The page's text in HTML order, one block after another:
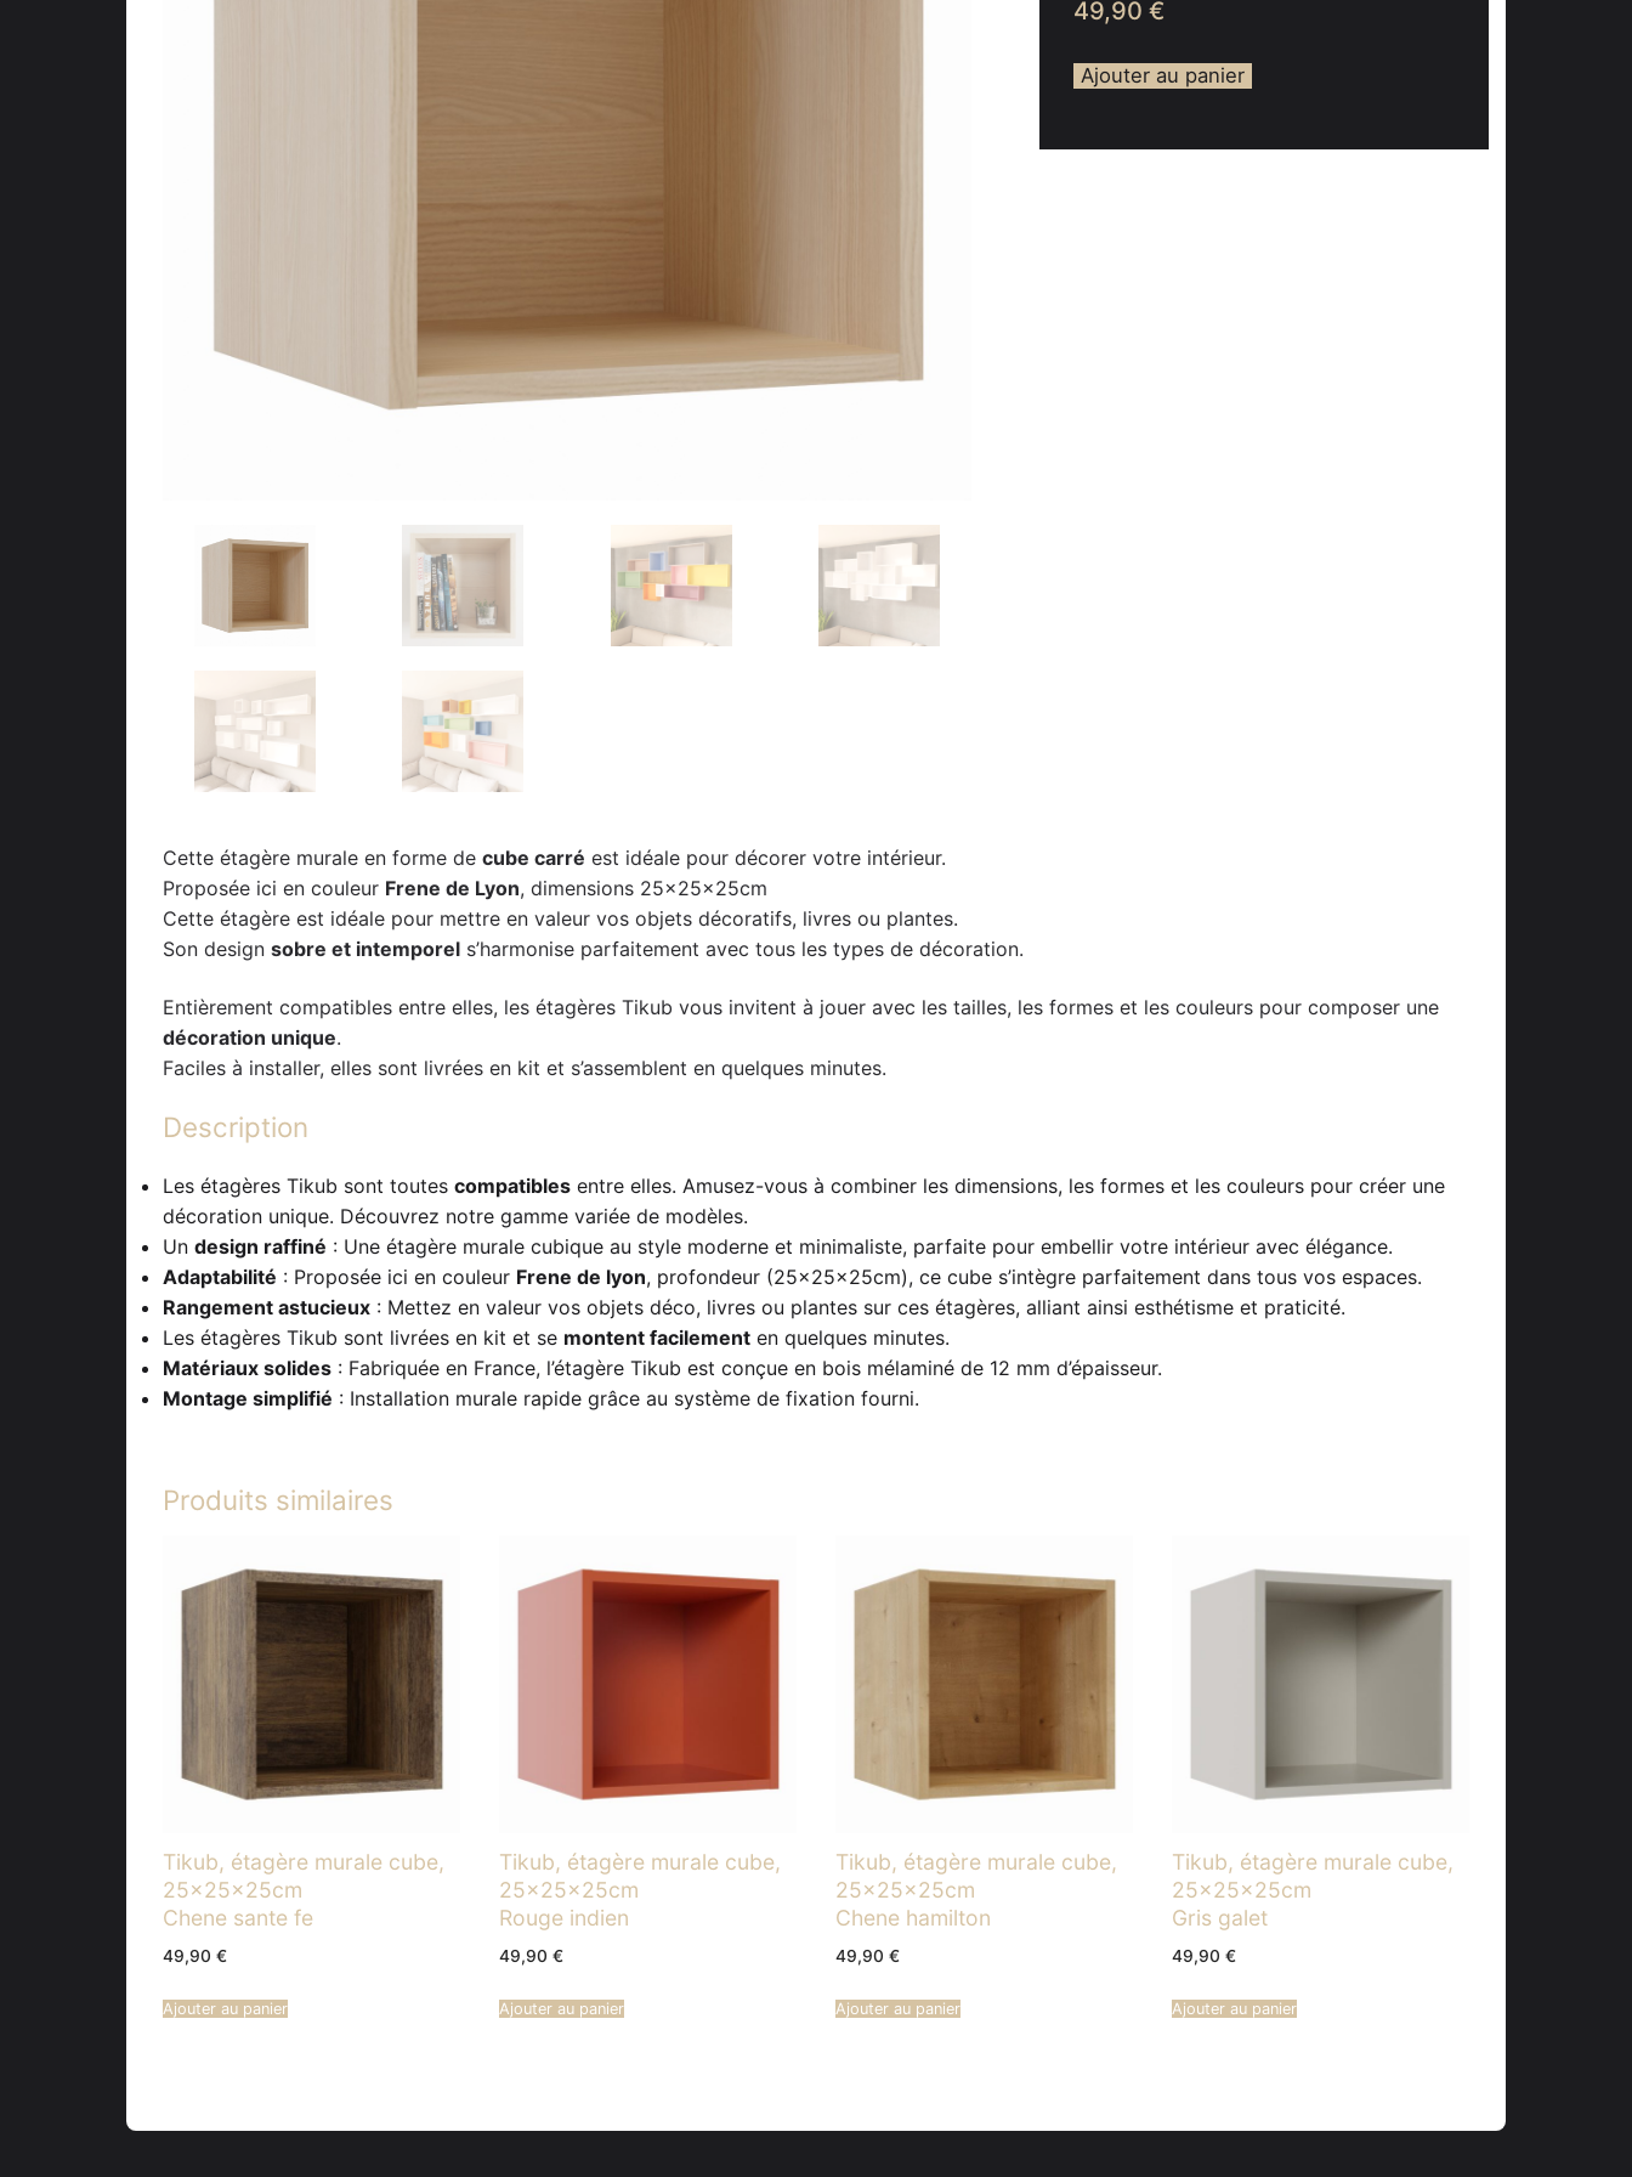
49,90 €
Ajouter au panier
Cette étagère murale en forme de cube carré est idéale pour décorer votre intérieur.
Proposée ici en couleur Frene de Lyon, dimensions 25x25x25cm
Cette étagère est idéale pour mettre en valeur vos objets décoratifs, livres ou plantes.
Son design sobre et intemporel s’harmonise parfaitement avec tous les types de décoration.
Entièrement compatibles entre elles, les étagères Tikub vous invitent à jouer avec les tailles, les formes et les couleurs pour composer une
décoration unique.
Faciles à installer, elles sont livrées en kit et s’assemblent en quelques minutes.
Description
Les étagères Tikub sont toutes compatibles entre elles. Amusez-vous à combiner les dimensions, les formes et les couleurs pour créer une
décoration unique. Découvrez notre gamme variée de modèles.
Un design raffiné : Une étagère murale cubique au style moderne et minimaliste, parfaite pour embellir votre intérieur avec élégance.
Adaptabilité : Proposée ici en couleur Frene de lyon, profondeur (25x25x25cm), ce cube s’intègre parfaitement dans tous vos espaces.
Rangement astucieux : Mettez en valeur vos objets déco, livres ou plantes sur ces étagères, alliant ainsi esthétisme et praticité.
Les étagères Tikub sont livrées en kit et se montent facilement en quelques minutes.
Matériaux solides : Fabriquée en France, l’étagère Tikub est conçue en bois mélaminé de 12 mm d’épaisseur.
Montage simplifié : Installation murale rapide grâce au système de fixation fourni.
Produits similaires
Tikub, étagère murale cube,
25x25x25cm
Chene sante fe
49,90 €
Ajouter au panier
Tikub, étagère murale cube,
25x25x25cm
Rouge indien
49,90 €
Ajouter au panier
Tikub, étagère murale cube,
25x25x25cm
Chene hamilton
49,90 €
Ajouter au panier
Tikub, étagère murale cube,
25x25x25cm
Gris galet
49,90 €
Ajouter au panier